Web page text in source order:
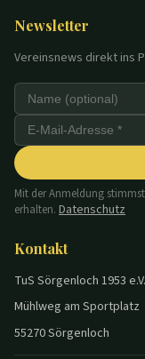
Newsletter
Vereinsnews direkt ins
Mit der Anmeldung
erhalten. Datenschutz
Kontakt
TuS Sörgenloch 1953 e.V.
Mühlweg am Sportplatz
55270 Sörgenloch